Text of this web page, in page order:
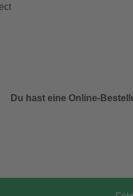
Du hast eine Online-